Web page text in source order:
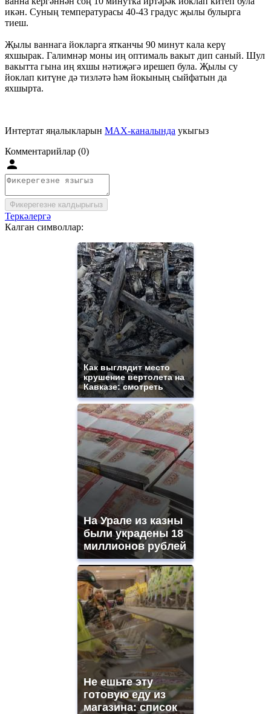
икән. Суның температурасы 40-43 градус җылы булырга
тиеш.
Җылы ваннага йокларга ятканчы 90 минут кала керү
яхшырак. Галимнәр моны иң оптималь вакыт дип саный. Шул
вакытта гына иң яхшы нәтиҗәгә ирешеп була. Җылы су
йоклап китүне дә тизләтә һәм йокының сыйфатын да
яхшырта.
Интертат яңалыкларын MAX-каналында укыгыз
Комментарийлар (0)
Фикерегезне калдырыгыз
Теркәлергә
Калган символлар:
Как выглядит место
крушение вертолета на
Кавказе: смотреть
На Урале из казны
были украдены 18
миллионов рублей
Не ешьте эту
готовую еду из
магазина: список